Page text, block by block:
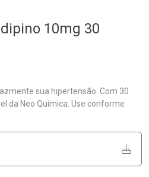
10mg 30
sua hipertensão. Com 30
da Neo Química. Use conforme